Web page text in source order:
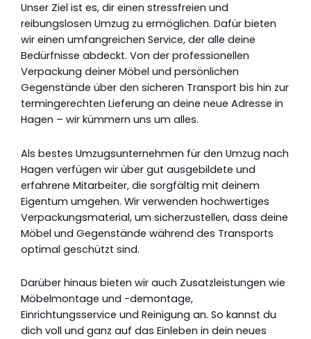
Unser Ziel ist es, dir einen stressfreien und
reibungslosen Umzug zu ermöglichen. Dafür bieten
wir einen umfangreichen Service, der alle deine
Bedürfnisse abdeckt. Von der professionellen
Verpackung deiner Möbel und persönlichen
Gegenstände über den sicheren Transport bis hin zur
termingerechten Lieferung an deine neue Adresse in
Hagen – wir kümmern uns um alles.
Als bestes Umzugsunternehmen für den Umzug nach
Hagen verfügen wir über gut ausgebildete und
erfahrene Mitarbeiter, die sorgfältig mit deinem
Eigentum umgehen. Wir verwenden hochwertiges
Verpackungsmaterial, um sicherzustellen, dass deine
Möbel und Gegenstände während des Transports
optimal geschützt sind.
Darüber hinaus bieten wir auch Zusatzleistungen wie
Möbelmontage und -demontage,
Einrichtungsservice und Reinigung an. So kannst du
dich voll und ganz auf das Einleben in dein neues